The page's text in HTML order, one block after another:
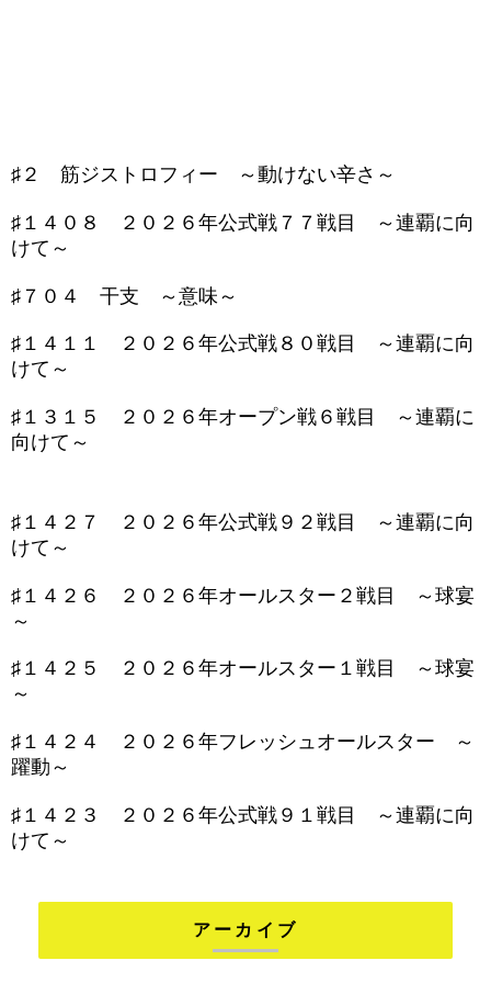
♯２ 筋ジストロフィー ～動けない辛さ～
♯１４０８ ２０２６年公式戦７７戦目 ～連覇に向
けて～
♯７０４ 干支 ～意味～
♯１４１１ ２０２６年公式戦８０戦目 ～連覇に向
けて～
♯１３１５ ２０２６年オープン戦６戦目 ～連覇に
向けて～
♯１４２７ ２０２６年公式戦９２戦目 ～連覇に向
けて～
♯１４２６ ２０２６年オールスター２戦目 ～球宴
～
♯１４２５ ２０２６年オールスター１戦目 ～球宴
～
♯１４２４ ２０２６年フレッシュオールスター ～
躍動～
♯１４２３ ２０２６年公式戦９１戦目 ～連覇に向
けて～
アーカイブ